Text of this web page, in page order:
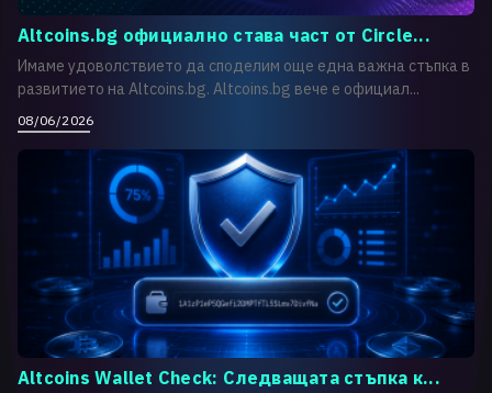
Altcoins.bg официално става част от Circle...
Имаме удоволствието да споделим още една важна стъпка в
развитието на Altcoins.bg. Altcoins.bg вече е официал...
08/06/2026
Altcoins Wallet Check: Следващата стъпка к...